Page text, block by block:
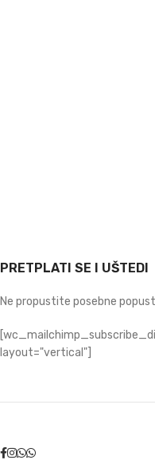
PRETPLATI SE I UŠTEDI
Ne propustite posebne
layout="vertical"]